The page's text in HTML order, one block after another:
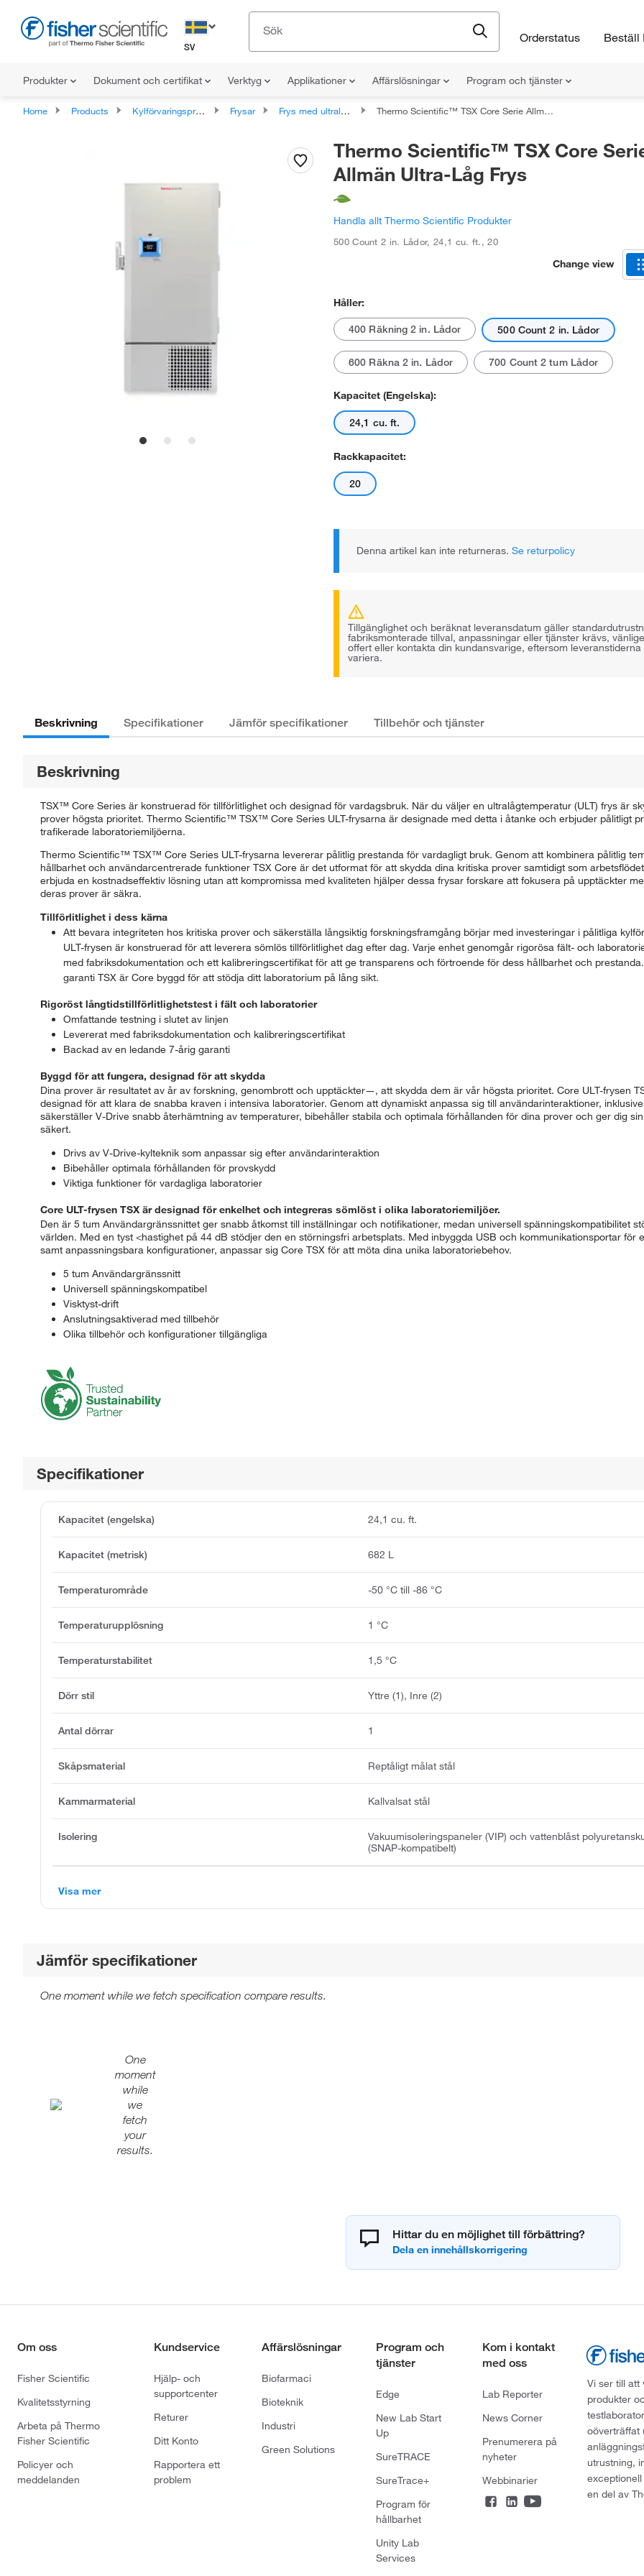
SV
Orderstatus Beställ
Produkter Dokument och certifikat Verktyg Applikationer Affärslösningar Program och tjänster
Home Products Kylförvaringsprodukter Frysar Frys med ultralåg temperatur Thermo Scientific™ TSX Core Serie Allmän Ultra-Låg Frys
Thermo Scientific™ TSX Core
Allmän Ultra-Låg Frys
Handla allt Thermo Scientific Produkter
500 Count 2 in. Lådor, 24,1 cu. ft.,20
Change view
Håller:
400 Räkning 2 in. Lådor 500 Count 2 in. Lådor
600 Räkna 2 in. Lådor 700 Count 2 tum Lådor
Kapacitet (engelska):
24,1 cu. ft.
Rackkapacitet:
20
Denna artikel kan inte returneras. Se returpolicy
Tillgänglighet och beräknat leveransdatum gäller
fabriksmonterade tillval, anpassningar eller tjänster krävs,
offert eller kontakta din kundansvarige, eftersom leveranstiderna
variera.
Beskrivning Specifikationer Jämför specifikationer Tillbehör och tjänster
Beskrivning
TSX™ Core Series är konstruerad för tillförlitlighet och designad för vardagsbruk. När du väljer en ultralågtemperatur (ULT) frys är
prover högsta prioritet. Thermo Scientific™ TSX™ Core Series ULT-frysarna är designade med detta i åtanke och erbjuder pålitligt
trafikerade laboratoriemiljöerna.
Thermo Scientific™ TSX™ Core Series ULT-frysarna levererar pålitlig prestanda för vardagligt bruk. Genom att kombinera pålitlig
hållbarhet och användarcentrerade funktioner TSX Core är det utformat för att skydda dina kritiska prover samtidigt som
erbjuda en kostnadseffektiv lösning utan att kompromissa med kvaliteten hjälper dessa frysar forskare att fokusera på upptäckter
deras prover är säkra.
Tillförlitlighet i dess kärna
Att bevara integriteten hos kritiska prover och säkerställa långsiktig forskningsframgång börjar med investeringar i pålitliga
ULT-frysen är konstruerad för att leverera sömlös tillförlitlighet dag efter dag. Varje enhet genomgår rigorösa fält- och
med fabriksdokumentation och ett kalibreringscertifikat för att ge transparens och förtroende för dess hållbarhet och
garanti TSX är Core byggd för att stödja ditt laboratorium på lång sikt.
Rigoröst långtidstillförlitlighetstest i fält och laboratorier
Omfattande testning i slutet av linjen
Levererat med fabriksdokumentation och kalibreringscertifikat
Backad av en ledande 7-årig garanti
Byggd för att fungera, designad för att skydda
Dina prover är resultatet av år av forskning, genombrott och upptäckter—, att skydda dem är vår högsta prioritet. Core ULT-frysen
designad för att klara de snabba kraven i intensiva laboratorier. Genom att dynamiskt anpassa sig till användarinteraktioner,
säkerställer V-Drive snabb återhämtning av temperaturer, bibehåller stabila och optimala förhållanden för dina prover och ger dig
säkert.
Drivs av V-Drive-kylteknik som anpassar sig efter användarinteraktion
Bibehåller optimala förhållanden för provskydd
Viktiga funktioner för vardagliga laboratorier
Core ULT-frysen TSX är designad för enkelhet och integreras sömlöst i olika laboratoriemiljöer.
Den är 5 tum Användargränssnittet ger snabb åtkomst till inställningar och notifikationer, medan universell spänningskompatibilitet
världen. Med en tyst <hastighet på 44 dB stödjer den en störningsfri arbetsplats. Med inbyggda USB och kommunikationsportar för
samt anpassningsbara konfigurationer, anpassar sig Core TSX för att möta dina unika laboratoriebehov.
5 tum Användargränssnitt
Universell spänningskompatibel
Visktyst-drift
Anslutningsaktiverad med tillbehör
Olika tillbehör och konfigurationer tillgängliga
Specifikationer
Kapacitet (engelska) 24,1 cu. ft.
Kapacitet (metrisk) 682 L
Temperaturområde -50 °C till -86 °C
Temperaturupplösning 1 °C
Temperaturstabilitet 1,5 °C
Dörr stil Yttre (1), Inre (2)
Antal dörrar 1
Skåpsmaterial Reptåligt målat stål
Kammarmaterial Kallvalsat stål
Isolering
Vakuumisoleringspaneler (VIP) och vattenblåst
(SNAP-kompatibelt)
Visa mer
Jämför specifikationer
One moment while we fetch specification compare results.
One
moment
while
we
fetch
your
results.
Hittar du en möjlighet till förbättring?
Om oss
Fisher Scientific
Kvalitetsstyrning
Arbeta på Thermo
Fisher Scientific
Policyer och
meddelanden
Kundservice
Hjälp- och
supportcenter
Returer
Ditt Konto
Rapportera ett
problem
Affärslösningar
Biofarmaci
Bioteknik
Industri
Green Solutions
Program och
tjänster
Edge
New Lab Start
Up
SureTRACE
SureTrace+
Program för
hållbarhet
Unity Lab
Services
Kom i kontakt
med oss
Lab Reporter
News Corner
Prenumerera på
nyheter
Webbinarier
Vi ser till att
produkter
oöverträffat
utrustning,
en del av